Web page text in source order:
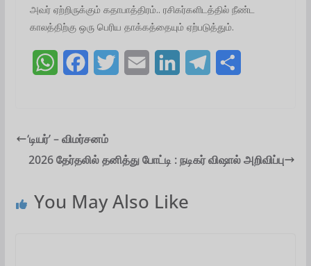
அவர் ஏற்றிருக்கும் கதாபாத்திரம்.. ரசிகர்களிடத்தில் நீண்ட
காலத்திற்கு ஒரு பெரிய தாக்கத்தையும் ஏற்படுத்தும்.
W
t
s
p
e
b
o
t
r
l
e
I
g
e
‘டியர்’ – விமர்சனம்
2026 தேர்தலில் தனித்து போட்டி : நடிகர் விஷால் அறிவிப்பு
You May Also Like